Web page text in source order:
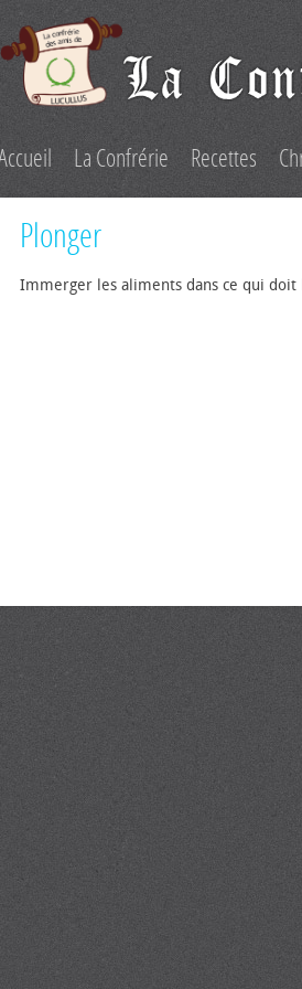
La Confrérie Recettes
Plonger
Immerger les aliments dans ce qui